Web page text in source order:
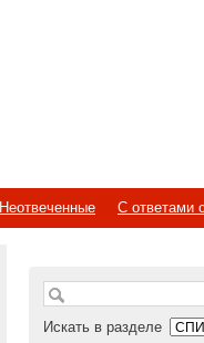
Неотвеченные
С ответами
Искать в разделе